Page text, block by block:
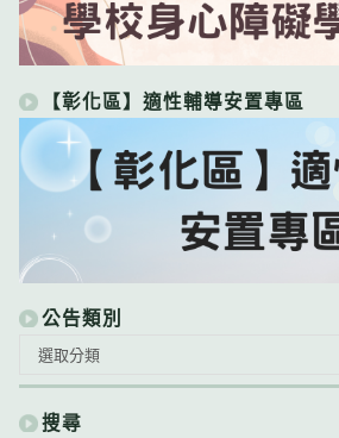
【彰化區】適性輔導安置專區
公告類別
類
別
選取分類
搜尋